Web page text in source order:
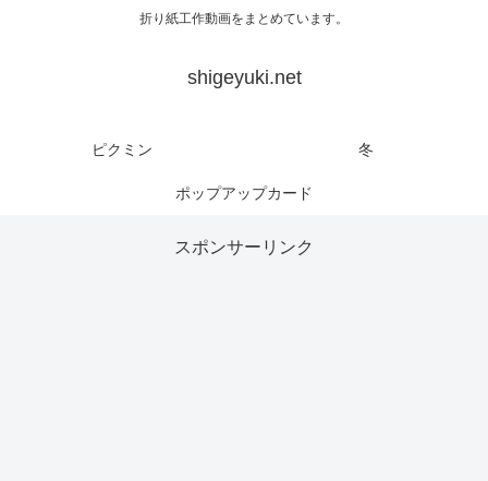
折り紙工作動画をまとめています。
shigeyuki.net
ピクミン 冬
ポップアップカード
スポンサーリンク